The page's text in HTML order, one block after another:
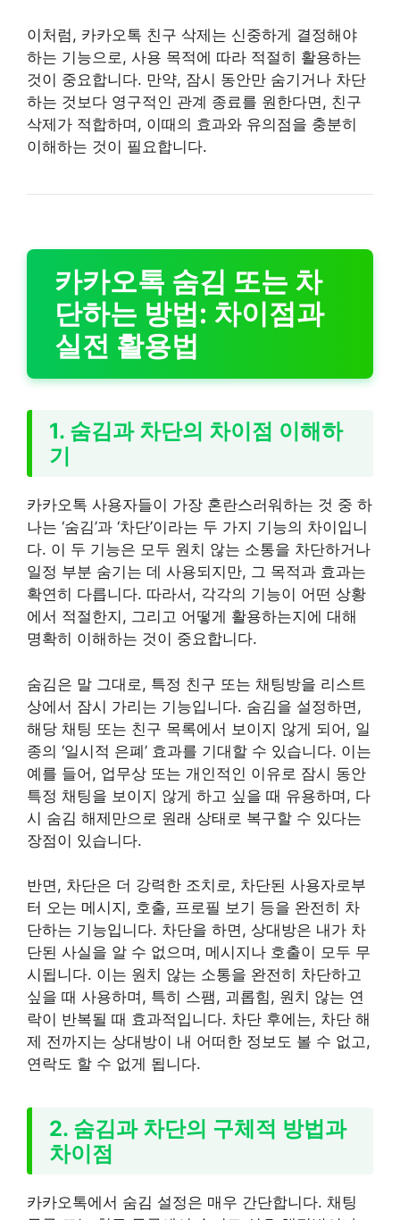
이처럼, 카카오톡 친구 삭제는 신중하게 결정해야
하는 기능으로, 사용 목적에 따라 적절히 활용하는
것이 중요합니다. 만약, 잠시 동안만 숨기거나 차단
하는 것보다 영구적인 관계 종료를 원한다면, 친구
삭제가 적합하며, 이때의 효과와 유의점을 충분히
이해하는 것이 필요합니다.
카카오톡 숨김 또는 차
단하는 방법: 차이점과
실전 활용법
1. 숨김과 차단의 차이점 이해하
기
카카오톡 사용자들이 가장 혼란스러워하는 것 중 하
나는 ‘숨김’과 ‘차단’이라는 두 가지 기능의 차이입니
다. 이 두 기능은 모두 원치 않는 소통을 차단하거나
일정 부분 숨기는 데 사용되지만, 그 목적과 효과는
확연히 다릅니다. 따라서, 각각의 기능이 어떤 상황
에서 적절한지, 그리고 어떻게 활용하는지에 대해
명확히 이해하는 것이 중요합니다.
숨김은 말 그대로, 특정 친구 또는 채팅방을 리스트
상에서 잠시 가리는 기능입니다. 숨김을 설정하면,
해당 채팅 또는 친구 목록에서 보이지 않게 되어, 일
종의 ‘일시적 은폐’ 효과를 기대할 수 있습니다. 이는
예를 들어, 업무상 또는 개인적인 이유로 잠시 동안
특정 채팅을 보이지 않게 하고 싶을 때 유용하며, 다
시 숨김 해제만으로 원래 상태로 복구할 수 있다는
장점이 있습니다.
반면, 차단은 더 강력한 조치로, 차단된 사용자로부
터 오는 메시지, 호출, 프로필 보기 등을 완전히 차
단하는 기능입니다. 차단을 하면, 상대방은 내가 차
단된 사실을 알 수 없으며, 메시지나 호출이 모두 무
시됩니다. 이는 원치 않는 소통을 완전히 차단하고
싶을 때 사용하며, 특히 스팸, 괴롭힘, 원치 않는 연
락이 반복될 때 효과적입니다. 차단 후에는, 차단 해
제 전까지는 상대방이 내 어떠한 정보도 볼 수 없고,
연락도 할 수 없게 됩니다.
2. 숨김과 차단의 구체적 방법과
차이점
카카오톡에서 숨김 설정은 매우 간단합니다. 채팅